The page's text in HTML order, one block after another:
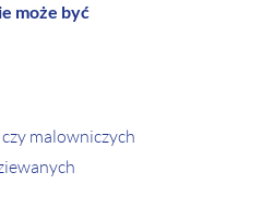
może być
malowniczych